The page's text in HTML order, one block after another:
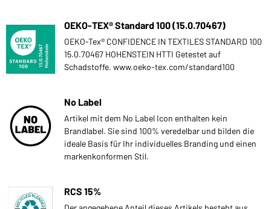
OEKO-TEX® Standard 100 (15.0.70467)
OEKO-Tex® CONFIDENCE IN TEXTILES STANDARD 100
15.0.70467 HOHENSTEIN HTTI Getestet auf
Schadstoffe. www.oeko-tex.com/standard100
No Label
Artikel mit dem No Label Icon enthalten kein
Brandlabel. Sie sind 100% veredelbar und bilden die
ideale Basis für Ihr individuelles Branding und einen
markenkonformen Stil.
RCS 15%